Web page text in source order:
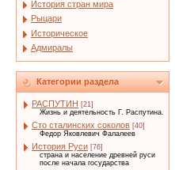
История стран мира
Рыцари
Историческое
Адмиралы
Категории раздела
РАСПУТИН [21]
Жизнь и деятельность Г. Распутина.
Сто сталинских соколов [40]
Федор Яковлевич Фалалеев
История Руси [76]
страна и население древней руси
после начала государства